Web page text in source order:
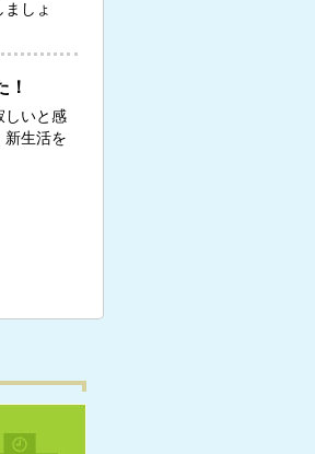
しょ
！
しいと感
新生活を